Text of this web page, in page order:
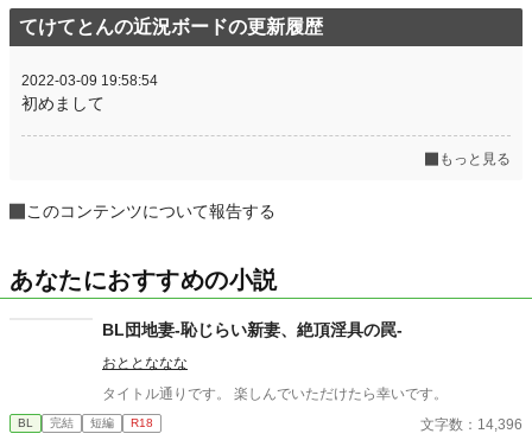
てけてとんの近況ボードの更新履歴
2022-03-09 19:58:54
初めまして
もっと見る
このコンテンツについて報告する
あなたにおすすめの小説
BL団地妻-恥じらい新妻、絶頂淫具の罠-
おととななな
タイトル通りです。 楽しんでいただけたら幸いです。
BL 完結 短編 R18 文字数：14,396